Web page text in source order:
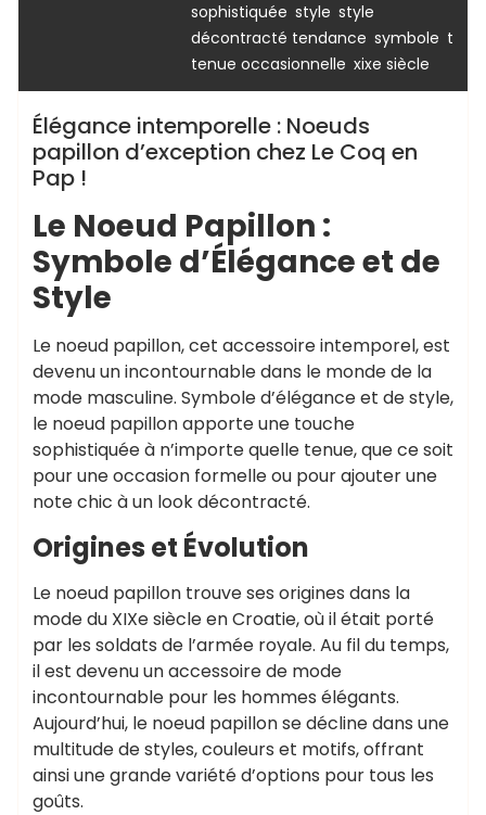
sophistiquée style style
décontracté tendance symbole t
tenue occasionnelle xixe siècle
Élégance intemporelle : Noeuds
papillon d’exception chez Le Coq en
Pap !
Le Noeud Papillon :
Symbole d’Élégance et de
Style
Le noeud papillon, cet accessoire intemporel, est
devenu un incontournable dans le monde de la
mode masculine. Symbole d’élégance et de style,
le noeud papillon apporte une touche
sophistiquée à n’importe quelle tenue, que ce soit
pour une occasion formelle ou pour ajouter une
note chic à un look décontracté.
Origines et Évolution
Le noeud papillon trouve ses origines dans la
mode du XIXe siècle en Croatie, où il était porté
par les soldats de l’armée royale. Au fil du temps,
il est devenu un accessoire de mode
incontournable pour les hommes élégants.
Aujourd’hui, le noeud papillon se décline dans une
multitude de styles, couleurs et motifs, offrant
ainsi une grande variété d’options pour tous les
goûts.